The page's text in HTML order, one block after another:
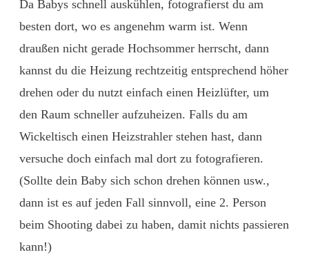
Da Babys schnell auskühlen, fotografierst du am
besten dort, wo es angenehm warm ist. Wenn
draußen nicht gerade Hochsommer herrscht, dann
kannst du die Heizung rechtzeitig entsprechend höher
drehen oder du nutzt einfach einen Heizlüfter, um
den Raum schneller aufzuheizen. Falls du am
Wickeltisch einen Heizstrahler stehen hast, dann
versuche doch einfach mal dort zu fotografieren.
(Sollte dein Baby sich schon drehen können usw.,
dann ist es auf jeden Fall sinnvoll, eine 2. Person
beim Shooting dabei zu haben, damit nichts passieren
kann!)